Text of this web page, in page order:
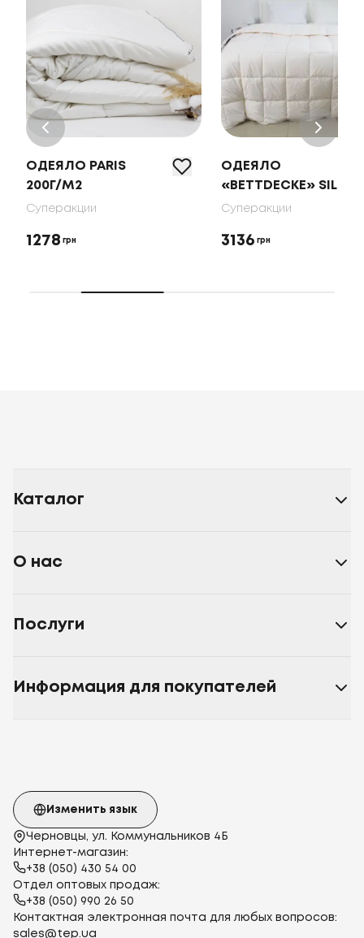
ОДЕЯЛО PARIS
200Г/М2
Суперакции
1278 грн
ОДЕЯЛО
«BETTDECKE» SILK
Суперакции
3136 грн
Каталог
О нас
Послуги
Информация для покупателей
Черновцы, ул. Коммунальников 4Б
Интернет-магазин:
+38 (050) 430 54 00
Отдел оптовых продаж:
+38 (050) 990 26 50
Контактная электронная почта для любых вопросов:
sales@tep.ua
Изменить язык